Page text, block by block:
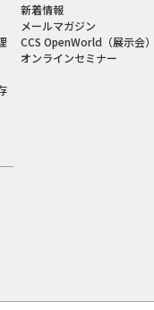
新着情報
メールマガジン
CCS OpenWorld（展示会）
オンラインセミナー